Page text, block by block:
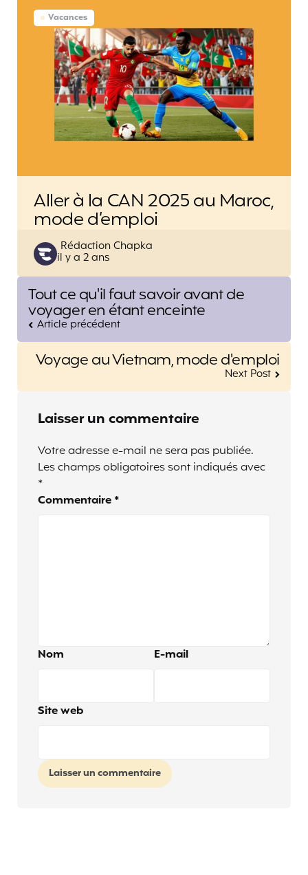
Vacances
Aller à la CAN 2025 au Maroc,
mode d’emploi
Posted
by
Rédaction Chapka
il y a 2 ans
Post
navigation
Tout ce qu'il faut savoir avant de
voyager en étant enceinte
Article précédent
Voyage au Vietnam, mode d'emploi
Next Post
Laisser un commentaire
Votre adresse e-mail ne sera pas publiée.
Les champs obligatoires sont indiqués avec
*
Commentaire *
Nom E-mail
Site web